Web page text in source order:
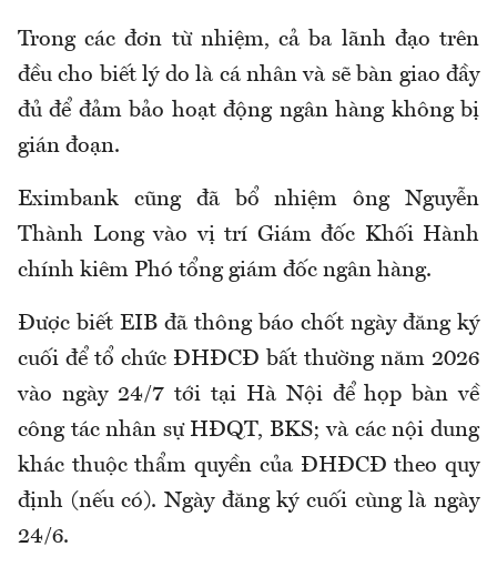
Trong các đơn từ nhiệm, cả ba lãnh đạo trên
đều cho biết lý do là cá nhân và sẽ bàn giao đầy
đủ để đảm bảo hoạt động ngân hàng không bị
gián đoạn.
Eximbank cũng đã bổ nhiệm ông Nguyễn
Thành Long vào vị trí Giám đốc Khối Hành
chính kiêm Phó tổng giám đốc ngân hàng.
Được biết EIB đã thông báo chốt ngày đăng ký
cuối để tổ chức ĐHĐCĐ bất thường năm 2026
vào ngày 24/7 tới tại Hà Nội để họp bàn về
công tác nhân sự HĐQT, BKS; và các nội dung
khác thuộc thẩm quyền của ĐHĐCĐ theo quy
định (nếu có). Ngày đăng ký cuối cùng là ngày
24/6.